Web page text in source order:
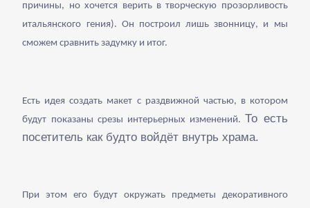
причины, но хочется верить в творческую прозорливость
итальянского гения). Он построил лишь звонницу, и мы
сможем сравнить задумку и итог.
Есть идея создать макет с раздвижной частью, в котором
будут показаны срезы интерьерных изменений. То есть
посетитель как будто войдёт внутрь храма.
При этом его будут окружать предметы декоративного